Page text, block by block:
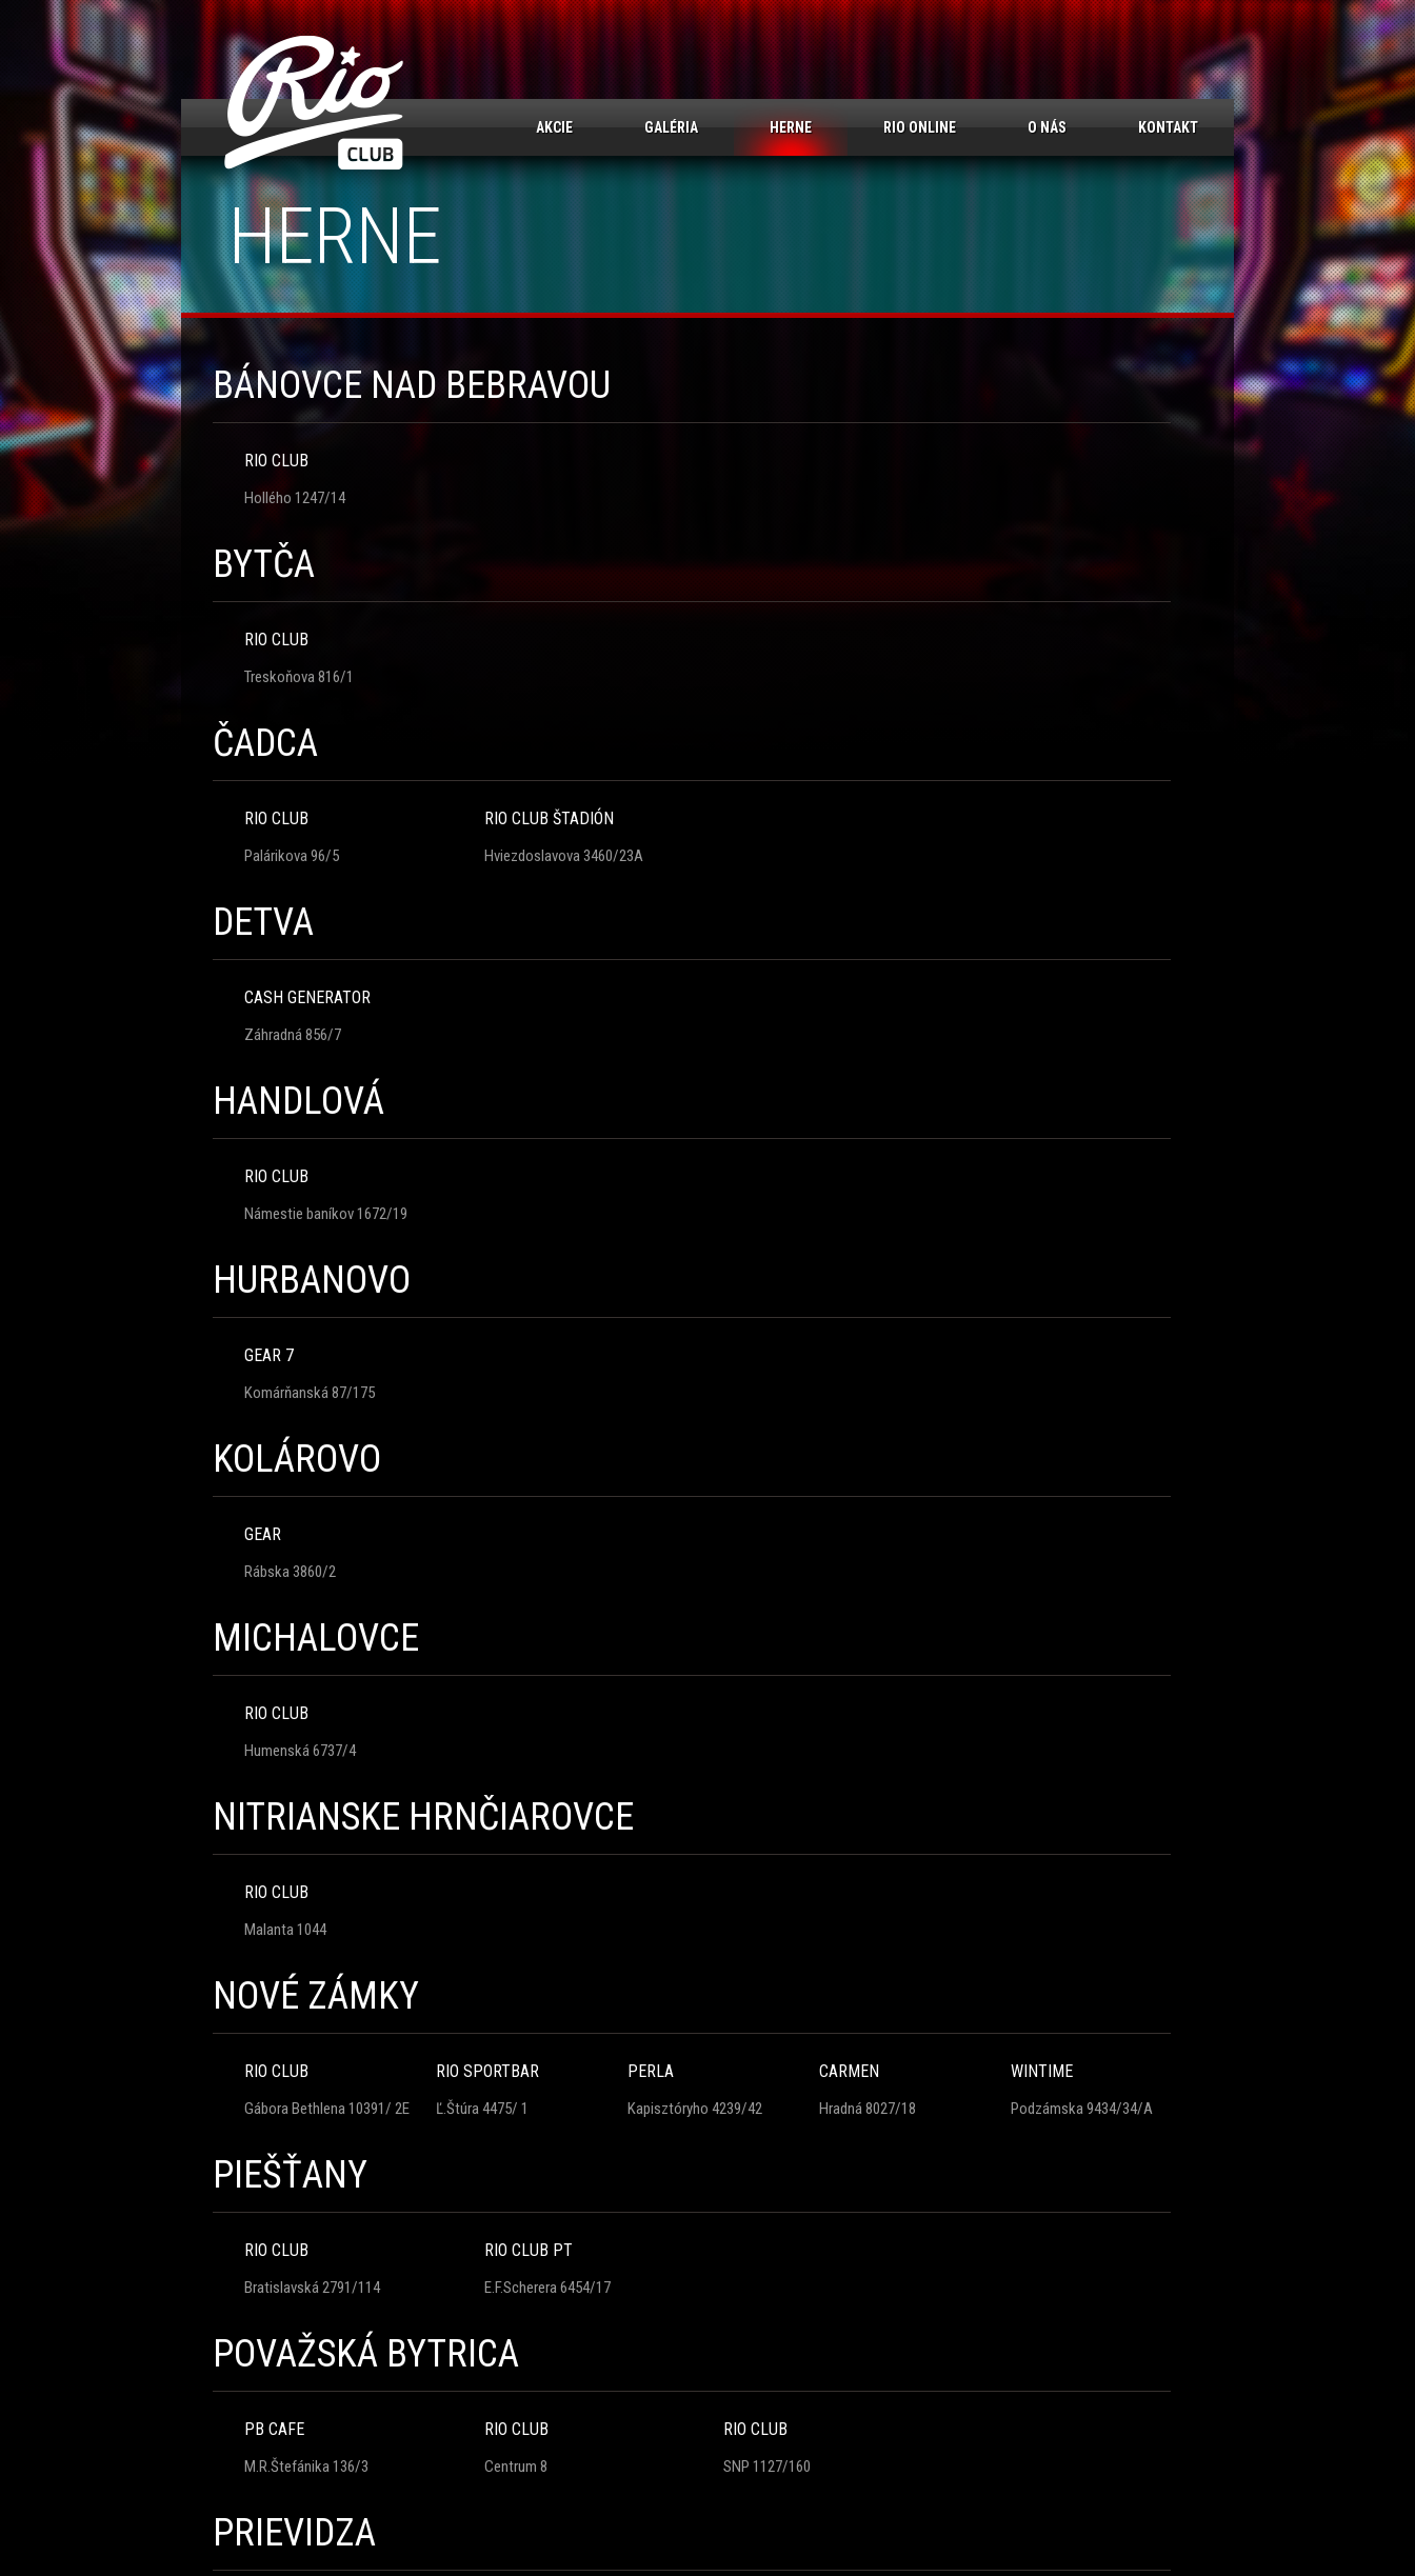
AKCIE GALÉRIA HERNE RIO ONLINE O NÁS KONTAKT
HERNE
BÁNOVCE NAD BEBRAVOU
RIO CLUB
Hollého 1247/14
BYTČA
RIO CLUB
Treskoňova 816/1
ČADCA
RIO CLUB
Palárikova 96/5
RIO CLUB ŠTADIÓN
Hviezdoslavova 3460/23A
DETVA
CASH GENERATOR
Záhradná 856/7
HANDLOVÁ
RIO CLUB
Námestie baníkov 1672/19
HURBANOVO
GEAR 7
Komárňanská 87/175
KOLÁROVO
GEAR
Rábska 3860/2
MICHALOVCE
RIO CLUB
Humenská 6737/4
NITRIANSKE HRNČIAROVCE
RIO CLUB
Malanta 1044
NOVÉ ZÁMKY
RIO CLUB
Gábora Bethlena 10391/ 2E
RIO SPORTBAR
Ľ.Štúra 4475/ 1
PERLA
Kapisztóryho 4239/42
CARMEN
Hradná 8027/18
WINTIME
Podzámska 9434/34/A
PIEŠŤANY
RIO CLUB
Bratislavská 2791/114
RIO CLUB PT
E.F.Scherera 6454/17
POVAŽSKÁ BYTRICA
PB CAFE
M.R.Štefánika 136/3
RIO CLUB
Centrum 8
RIO CLUB
SNP 1127/160
PRIEVIDZA